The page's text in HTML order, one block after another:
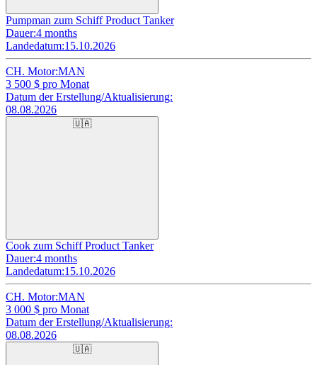
Pumpman zum Schiff Product Tanker
Dauer:4 months
Landedatum:15.10.2026
CH. Motor:MAN
3 500 $ pro Monat
Datum der Erstellung/Aktualisierung:
08.08.2026
🇺🇦
Cook zum Schiff Product Tanker
Dauer:4 months
Landedatum:15.10.2026
CH. Motor:MAN
3 000 $ pro Monat
Datum der Erstellung/Aktualisierung:
08.08.2026
🇺🇦